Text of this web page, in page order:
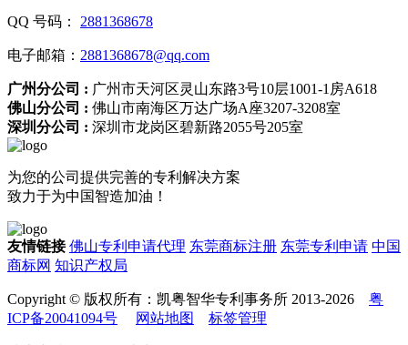
QQ 号码： 2881368678
电子邮箱： 2881368678@qq.com
广州分公司 : 广州市天河区灵山东路3号10层1001-1房A618
佛山分公司 : 佛山市南海区万达广场A座3207-3208室
深圳分公司 : 深圳市龙岗区碧新路2055号205室
为您的公司提供完善的专利解决方案
致力于为中国智造加油！
友情链接 佛山专利申请代理 东莞商标注册 东莞专利申请 中国
商标网 知识产权局
Copyright © 版权所有：凯粤智华专利事务所 2013-2026 粤
ICP备20041094号
网站地图 标签管理